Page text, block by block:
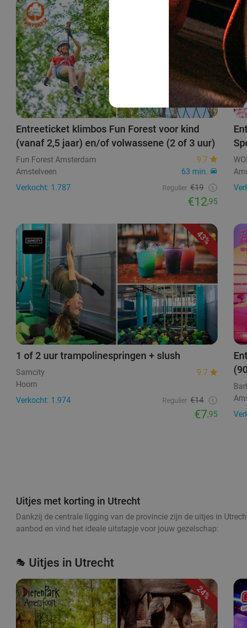
32%
Entreeticket klimbos Fun Forest voor kind
(vanaf 2,5 jaar) en/of volwassene (2 of 3 uur)
Fun Forest Amsterdam
9.7
Amstelveen
63 min.
Verkocht: 1.787
Regulier €19
€12,95
43%
1 of 2 uur trampolinespringen + slush
Samcity
9.7
Hoorn
Verkocht: 1.974
Regulier €14
€7,95
Uitjes met korting in Utrecht
Dankzij de centrale ligging van de provincie zijn de uitjes in
aanbod en vind het ideale uitstapje voor jouw gezelschap:
🎭 Uitjes in Utrecht
24%